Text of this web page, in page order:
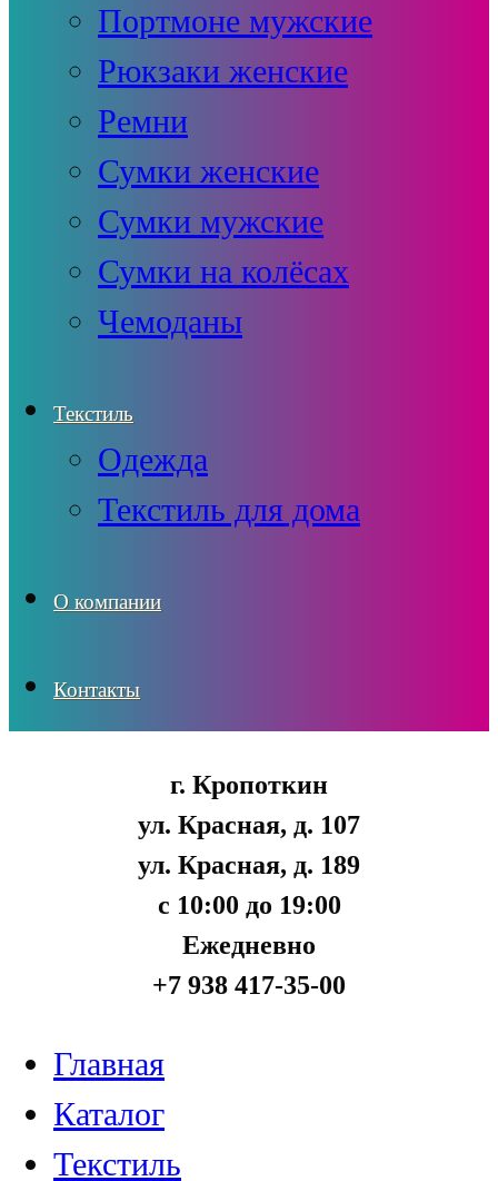
Портмоне мужские
Рюкзаки женские
Ремни
Сумки женские
Сумки мужские
Сумки на колёсах
Чемоданы
Текстиль
Одежда
Текстиль для дома
О компании
Контакты
г. Кропоткин
ул. Красная, д. 107
ул. Красная, д. 189
с 10:00 до 19:00
Ежедневно
+7 938 417-35-00
Главная
Каталог
Текстиль